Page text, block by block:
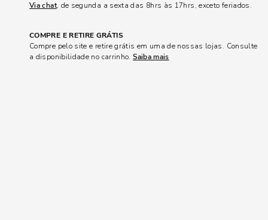
Via chat, de segunda a sexta das 8hrs às 17hrs, exceto feriados.
COMPRE E RETIRE GRÁTIS
Compre pelo site e retire grátis em uma de nossas lojas. Consulte
a disponibilidade no carrinho.Saiba mais